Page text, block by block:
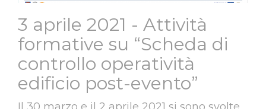
3 aprile 2021 - Attività
formative su “Scheda di
controllo operatività
edificio post-evento”